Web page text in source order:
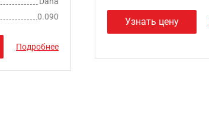
0.090
Подробнее
Узнать цену